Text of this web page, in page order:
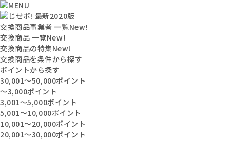
交換商品事業者 一覧New!
交換商品 一覧New!
交換商品の特集New!
交換商品を条件から探す
ポイントから探す
30,001〜50,000ポイント
〜3,000ポイント
3,001〜5,000ポイント
5,001〜10,000ポイント
10,001〜20,000ポイント
20,001〜30,000ポイント